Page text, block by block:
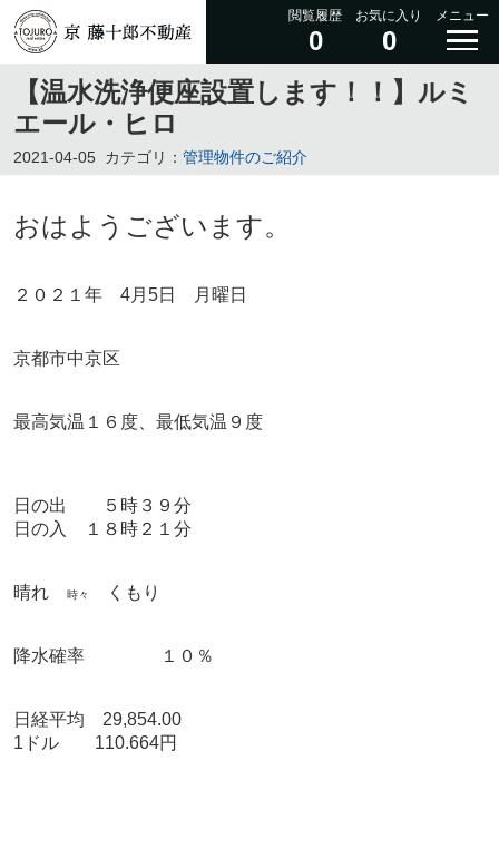
閲覧履歴
0
お気に入り
0
メニュー
【温水洗浄便座設置します！！】ルミ
エール・ヒロ
2021-04-05 カテゴリ： 管理物件のご紹介
おはようございます。
２０２１年 4月5日 月曜日
京都市中京区
最高気温１６度、最低気温９度
日の出 ５時３９分
日の入 １８時２１分
晴れ 時々 くもり
降水確率 １０％
日経平均 29,854.00
1ドル 110.664円